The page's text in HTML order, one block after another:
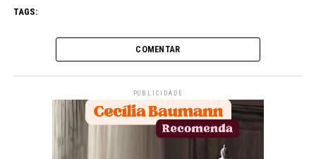
TAGS:
COMENTAR
PUBLICIDADE